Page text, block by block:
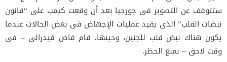
ستتوقف عن التصوير فى جورجيا بعد أن وقعت كيمب على “قانون
نبضات القلب” الذى يقيد عمليات الإجهاض فى بعض الحالات عندما
يكون هناك نبض قلب للجنين، وحينها، قام قاض فيدرالى – فى
وقت لاحق – بمنع الحظر.